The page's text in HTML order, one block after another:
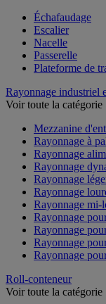
Échafaudage
Escalier
Nacelle
Passerelle
Plateforme de
Rayonnage industriel
Voir toute la catégorie
Mezzanine
Rayonnage à
Rayonnage
Rayonnage
Rayonnage
Rayonnage
Rayonnage mi-
Rayonnage
Rayonnage
Rayonnage
Rayonnage
Roll-conteneur
Voir toute la catégorie